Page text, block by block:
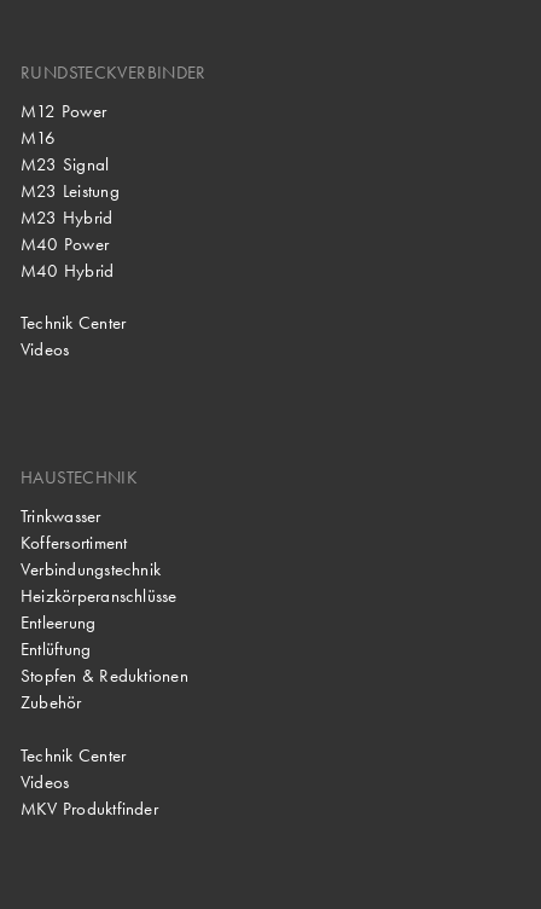
RUNDSTECKVERBINDER
M12 Power
M16
M23 Signal
M23 Leistung
M23 Hybrid
M40 Power
M40 Hybrid
Technik Center
Videos
HAUSTECHNIK
Trinkwasser
Koffersortiment
Verbindungstechnik
Heizkörperanschlüsse
Entleerung
Entlüftung
Stopfen & Reduktionen
Zubehör
Technik Center
Videos
MKV Produktfinder